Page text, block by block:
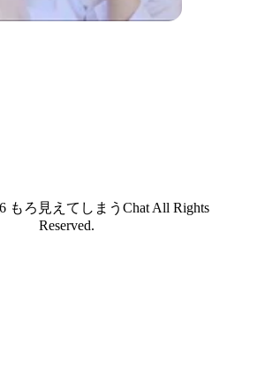
もろ見えてしまうChat All Rights
Reserved.